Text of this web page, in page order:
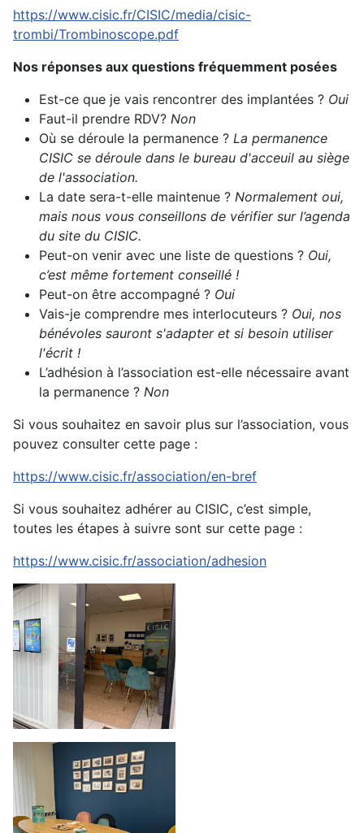
https://www.cisic.fr/CISIC/media/cisic-
trombi/Trombinoscope.pdf
Nos réponses aux questions fréquemment posées
Est-ce que je vais rencontrer des implantées ? Oui
Faut-il prendre RDV? Non
Où se déroule la permanence ? La permanence
CISIC se déroule dans le bureau d'acceuil au siège
de l'association.
La date sera-t-elle maintenue ? Normalement oui,
mais nous vous conseillons de vérifier sur l’agenda
du site du CISIC.
Peut-on venir avec une liste de questions ? Oui,
c’est même fortement conseillé !
Peut-on être accompagné ? Oui
Vais-je comprendre mes interlocuteurs ? Oui, nos
bénévoles sauront s'adapter et si besoin utiliser
l'écrit !
L’adhésion à l’association est-elle nécessaire avant
la permanence ? Non
Si vous souhaitez en savoir plus sur l’association, vous
pouvez consulter cette page :
https://www.cisic.fr/association/en-bref
Si vous souhaitez adhérer au CISIC, c’est simple,
toutes les étapes à suivre sont sur cette page :
https://www.cisic.fr/association/adhesion